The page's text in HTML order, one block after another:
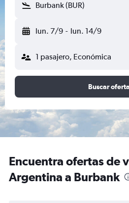
Burbank (BUR)
lun. 7/9 - lun. 14/9
1 pasajero, Económica
Buscar
Encuentra ofertas de
Argentina a Burbank